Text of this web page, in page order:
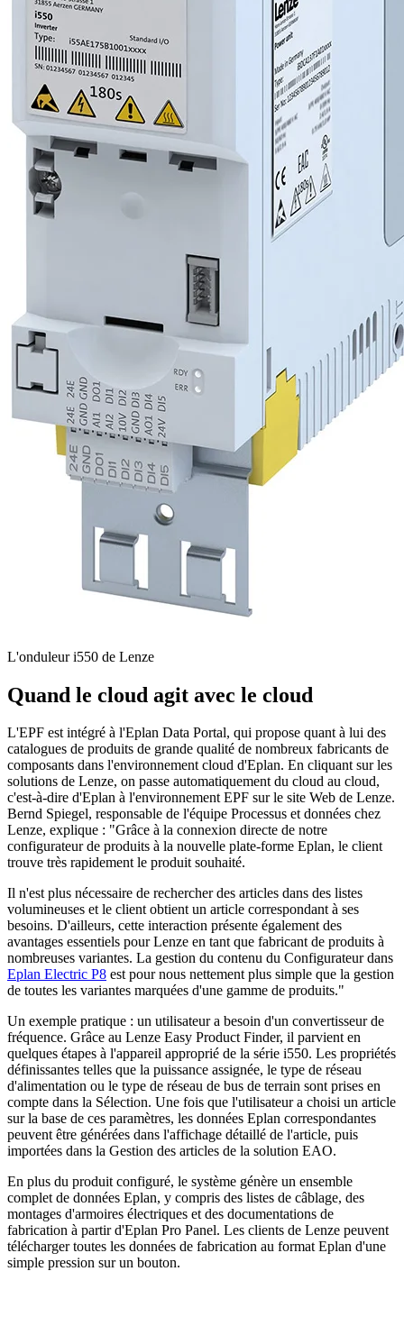
L'onduleur i550 de Lenze
Quand le cloud agit avec le cloud
L'EPF est intégré à l'Eplan Data Portal, qui propose quant à lui des
catalogues de produits de grande qualité de nombreux fabricants de
composants dans l'environnement cloud d'Eplan. En cliquant sur les
solutions de Lenze, on passe automatiquement du cloud au cloud,
c'est-à-dire d'Eplan à l'environnement EPF sur le site Web de Lenze.
Bernd Spiegel, responsable de l'équipe Processus et données chez
Lenze, explique : "Grâce à la connexion directe de notre
configurateur de produits à la nouvelle plate-forme Eplan, le client
trouve très rapidement le produit souhaité.
Il n'est plus nécessaire de rechercher des articles dans des listes
volumineuses et le client obtient un article correspondant à ses
besoins. D'ailleurs, cette interaction présente également des
avantages essentiels pour Lenze en tant que fabricant de produits à
nombreuses variantes. La gestion du contenu du Configurateur dans
Eplan Electric P8 est pour nous nettement plus simple que la gestion
de toutes les variantes marquées d'une gamme de produits."
Un exemple pratique : un utilisateur a besoin d'un convertisseur de
fréquence. Grâce au Lenze Easy Product Finder, il parvient en
quelques étapes à l'appareil approprié de la série i550. Les propriétés
définissantes telles que la puissance assignée, le type de réseau
d'alimentation ou le type de réseau de bus de terrain sont prises en
compte dans la Sélection. Une fois que l'utilisateur a choisi un article
sur la base de ces paramètres, les données Eplan correspondantes
peuvent être générées dans l'affichage détaillé de l'article, puis
importées dans la Gestion des articles de la solution EAO.
En plus du produit configuré, le système génère un ensemble
complet de données Eplan, y compris des listes de câblage, des
montages d'armoires électriques et des documentations de
fabrication à partir d'Eplan Pro Panel. Les clients de Lenze peuvent
télécharger toutes les données de fabrication au format Eplan d'une
simple pression sur un bouton.